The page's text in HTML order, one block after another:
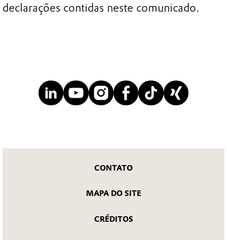
declarações contidas neste comunicado.
CONTATO
MAPA DO SITE
CRÉDITOS